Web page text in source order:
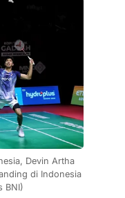
Devin Artha
di Indonesia
BNI)